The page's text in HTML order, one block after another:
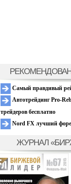
Самый правдивый
Автотрейдинг Pro-
трейдеров бесплатно
Nord FX лучший
ЖУРНАЛ